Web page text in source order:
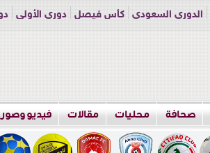
الدوري السعودي كأس فيصل دوري الأولى
صحافة محليات مقالات فيديو وصور